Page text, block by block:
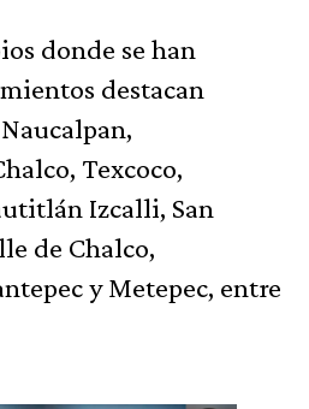
donde se han
destacan
Texcoco,
Izcalli, San
de Chalco,
y Metepec, entre